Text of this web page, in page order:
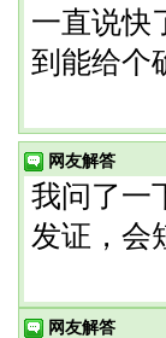
一直说快
到能给个
网友解答
我问了一
发证，会
网友解答